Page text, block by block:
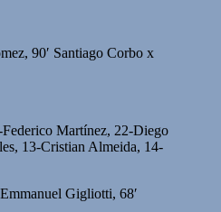
90′ Santiago Corbo x
Martínez, 22-Diego
13-Cristian Almeida, 14-
Gigliotti, 68′